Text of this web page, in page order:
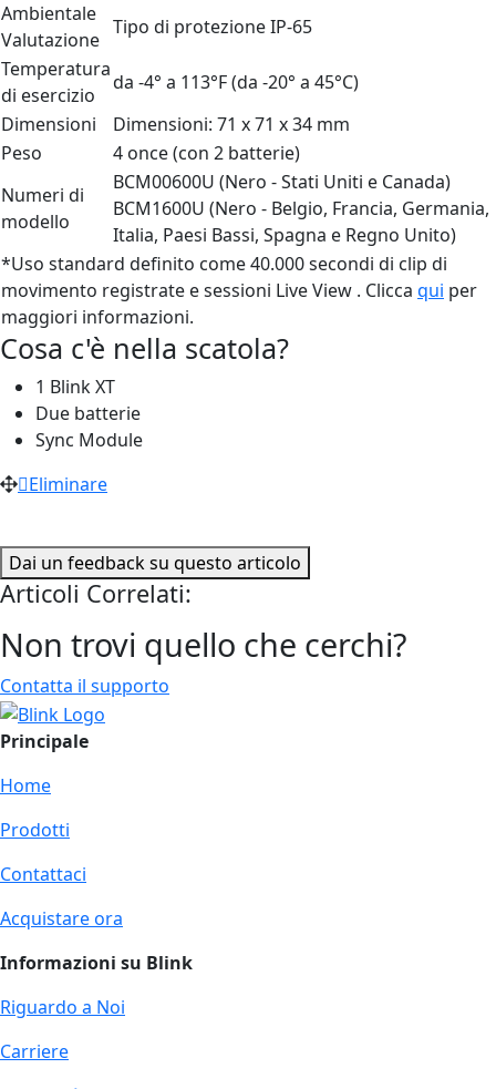
Ambientale
Valutazione
Tipo di protezione IP-65
Temperatura
di esercizio
da -4° a 113°F (da -20° a 45°C)
Dimensioni
Dimensioni: 71 x 71 x 34 mm
Peso
4 once (con 2 batterie)
Numeri di
modello
BCM00600U (Nero - Stati Uniti e Canada)
BCM1600U (Nero - Belgio, Francia, Germania,
Italia, Paesi Bassi, Spagna e Regno Unito)
*Uso standard definito come 40.000 secondi di clip di
movimento registrate e sessioni Live View . Clicca qui per
maggiori informazioni.
Cosa c'è nella scatola?
1 Blink XT
Due batterie
Sync Module
Eliminare
Dai un feedback su questo articolo
Articoli Correlati:
Non trovi quello che cerchi?
Contatta il supporto
Principale
Home
Prodotti
Contattaci
Acquistare ora
Informazioni su Blink
Riguardo a Noi
Carriere